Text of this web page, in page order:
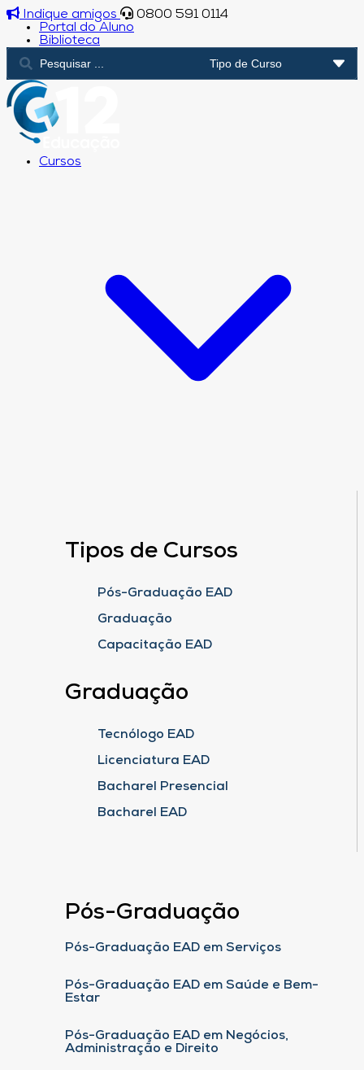
Indique amigos
0800 591 0114
Portal do Aluno
Biblioteca
Cursos
Tipos de Cursos
Pós-Graduação EAD
Graduação
Capacitação EAD
Graduação
Tecnólogo EAD
Licenciatura EAD
Bacharel Presencial
Bacharel EAD
Pós-Graduação
Pós-Graduação EAD em Serviços
Pós-Graduação EAD em Saúde e Bem-
Estar
Pós-Graduação EAD em Negócios,
Administração e Direito